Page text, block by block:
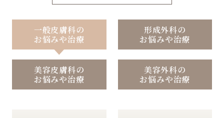
一般皮膚科の
お悩みや治療
形成外科の
お悩みや治療
美容⽪膚科の
お悩みや治療
美容外科の
お悩みや治療